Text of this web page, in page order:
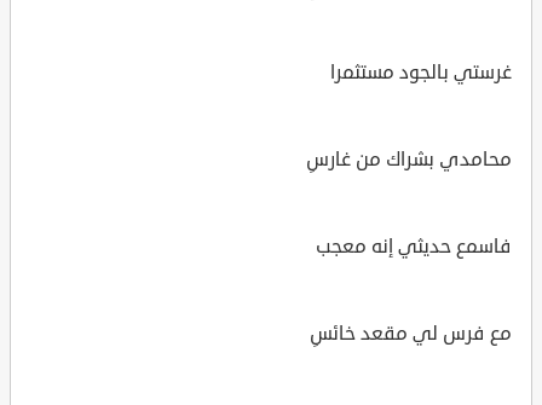
غرستي بالجود مستثمرا
محامدي بشراك من غارسِ
فاسمع حديثي إنه معجب
مع فرس لي مقعد خائسِ